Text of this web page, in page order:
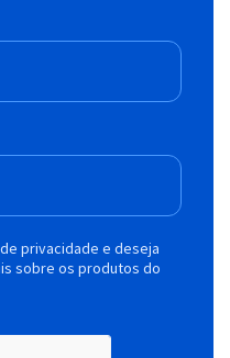
privacidade e deseja
sobre os produtos do